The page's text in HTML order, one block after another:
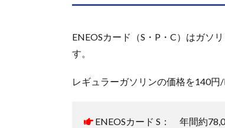
C）他
ENEOS
1.2.
P
ENEOSカード（S・P・C）はガソ
す。
レギュラーガソリンの価格を140円
ENEOSカード S： 年間約